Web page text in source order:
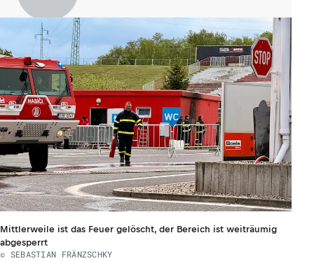
Mittlerweile ist das Feuer gelöscht, der Bereich ist weiträumig
abgesperrt
© SEBASTIAN FRÄNZSCHKY